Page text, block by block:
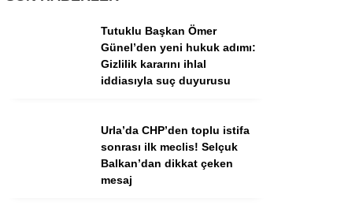
Güncel
Yerel Yönetimler
Tutuklu Başkan Ömer
Günel’den yeni hukuk adımı:
Gizlilik kararını ihlal
iddiasıyla suç duyurusu
Urla’da CHP’den toplu istifa
sonrası ilk meclis! Selçuk
Balkan’dan dikkat çeken
mesaj